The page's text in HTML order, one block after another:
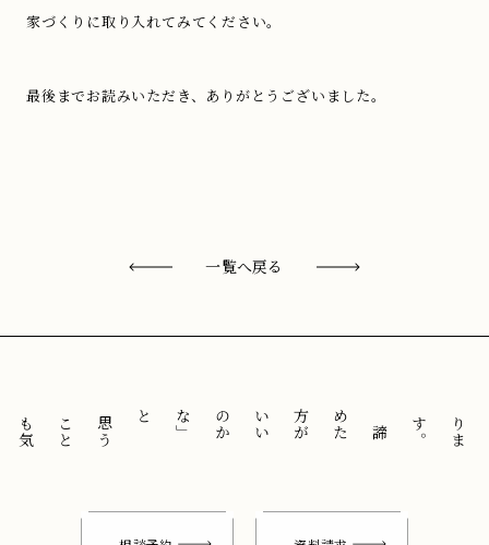
家づくりに取り入れてみてください。
最後までお読みいただき、ありがとうございました。
一覧へ戻る
。
「
諦
め
た
方
が
い
い
の
か
な
」
と
思
う
こ
と
も
気
に
せ
ずに